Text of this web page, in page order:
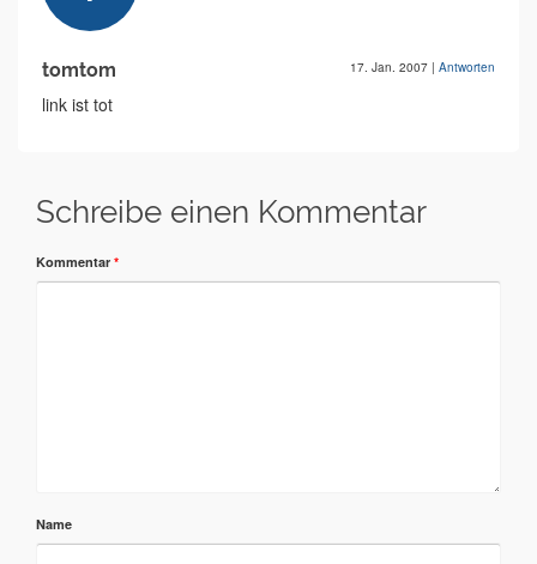
tomtom 17. Jan. 2007 | Antworten
link ist tot
Schreibe einen Kommentar
Kommentar *
Name